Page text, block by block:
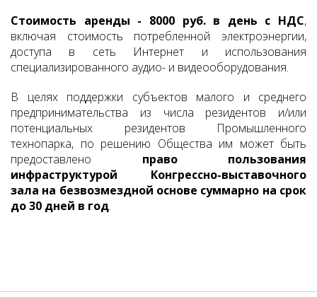
Стоимость аренды - 8000 руб. в день с НДС,
включая стоимость потребленной электроэнергии,
доступа в сеть Интернет и использования
специализированного аудио- и видеооборудования.
В целях поддержки субъектов малого и среднего
предпринимательства из числа резидентов и/или
потенциальных резидентов Промышленного
технопарка, по решению Общества им может быть
предоставлено право пользования
инфраструктурой Конгрессно-выставочного
зала на безвозмездной основе суммарно на срок
до 30 дней в год.